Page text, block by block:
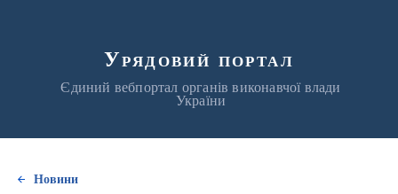
Урядовий портал
Єдиний вебпортал органів виконавчої влади
України
Новини